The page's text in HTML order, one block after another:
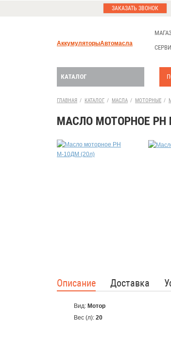
ЗАКАЗАТЬ ЗВОНОК
АккумуляторыАвтомасла
КАТАЛОГ
ГЛАВНАЯ / КАТАЛОГ / МАСЛА / МОТОРНЫЕ /
МАСЛО МОТОРНОЕ РН
Описание Доставка
Вид: Мотор
Вес (л): 20